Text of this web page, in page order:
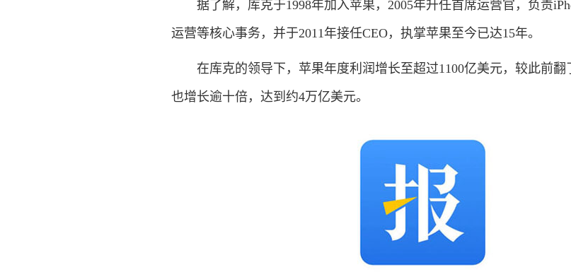
据了解，库克于1998年加入苹果，2005年升任首席运营官，负责
运营等核心事务，并于2011年接任CEO，执掌苹果至今已达15年。
在库克的领导下，苹果年度利润增长至超过1100亿美元，较此前翻
也增长逾十倍，达到约4万亿美元。